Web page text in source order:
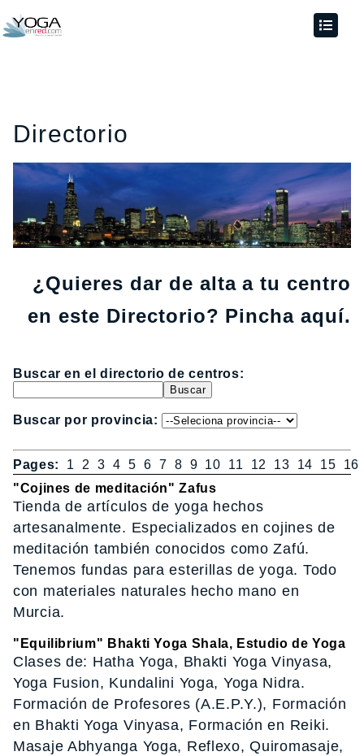
Directorio
¿Quieres dar de alta a tu centro
en este Directorio? Pinchaaquí.
Buscar en el directorio de centros:
Buscar por provincia:
Pages: 1 2 3 4 5 6 7 8 9 10 11 12 13 14 15
16
"Cojines de meditación" Zafus
Tienda de artículos de yoga hechos
artesanalmente. Especializados en cojines de
meditación también conocidos como Zafú.
Tenemos fundas para esterillas de yoga. Todo
con materiales naturales hecho mano en
Murcia.
"Equilibrium" Bhakti Yoga Shala, Estudio de Yoga
Clases de: Hatha Yoga, Bhakti Yoga Vinyasa,
Yoga Fusion, Kundalini Yoga, Yoga Nidra.
Formación de Profesores (A.E.P.Y.), Formación
en Bhakti Yoga Vinyasa, Formación en Reiki.
Masaje Abhyanga Yoga, Reflexo, Quiromasaje,